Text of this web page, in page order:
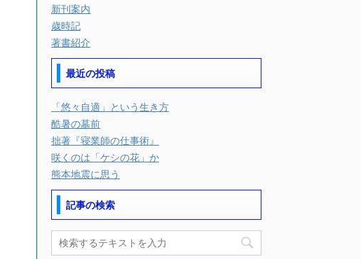
新刊案内
歳時記
著書紹介
最近の投稿
「悠々自適」という生き方
酷暑の墓前
拙著『寝業師の仕事術』
咲くのは「ケシの花」か
熊本地震に思う
記事の検索